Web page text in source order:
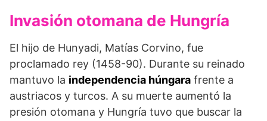
Invasión otomana de Hungría
El hijo de Hunyadi, Matías Corvino, fue
proclamado rey (1458-90). Durante su reinado
mantuvo la independencia hún­gara frente a
austriacos y turcos. A su muerte aumentó la
presión otomana y Hungría tuvo que buscar la